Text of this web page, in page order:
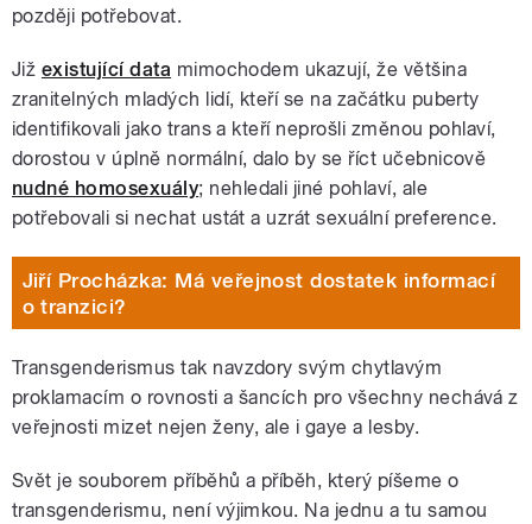
později potřebovat.
Již existující data mimochodem ukazují, že většina
zranitelných mladých lidí, kteří se na začátku puberty
identifikovali jako trans a kteří neprošli změnou pohlaví,
dorostou v úplně normální, dalo by se říct učebnicově
nudné homosexuály; nehledali jiné pohlaví, ale
potřebovali si nechat ustát a uzrát sexuální preference.
Jiří Procházka: Má veřejnost dostatek informací
o tranzici?
Transgenderismus tak navzdory svým chytlavým
proklamacím o rovnosti a šancích pro všechny nechává z
veřejnosti mizet nejen ženy, ale i gaye a lesby.
Svět je souborem příběhů a příběh, který píšeme o
transgenderismu, není výjimkou. Na jednu a tu samou